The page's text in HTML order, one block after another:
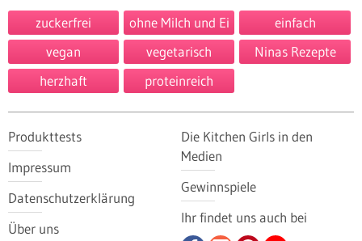
zuckerfrei ohne Milch und Ei
einfach
vegan
vegetarisch
Ninas Rezepte
herzhaft
proteinreich
Produkttests
Impressum
Datenschutzerklärung
Über uns
Die Kitchen Girls in den
Medien
Gewinnspiele
Ihr findet uns auch bei